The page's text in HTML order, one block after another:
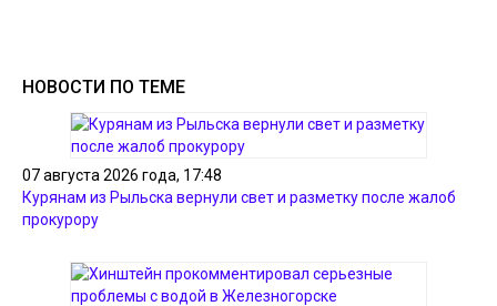
НОВОСТИ ПО ТЕМЕ
07 августа 2026 года, 17:48
Курянам из Рыльска вернули свет и разметку после жалоб
прокурору